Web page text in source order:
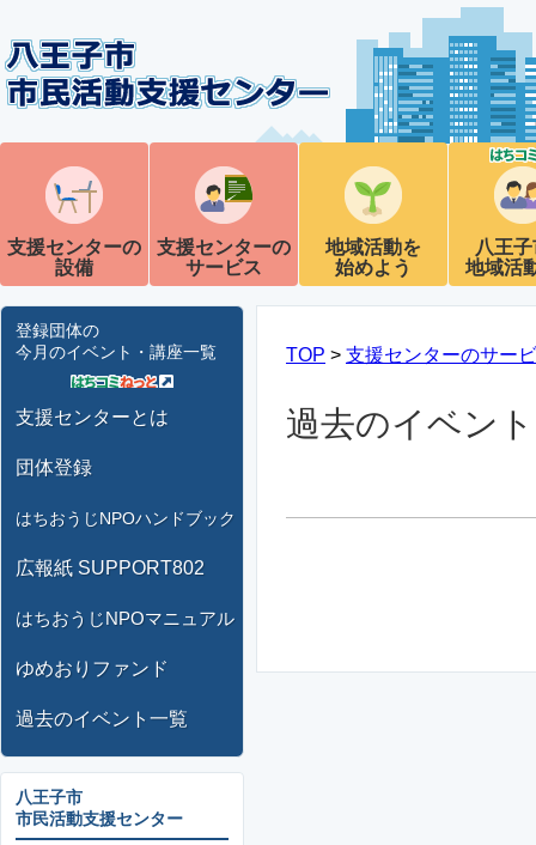
支援センターの
設備
支援センターの
サービス
地域活動を
始めよう
八王
地域活
登録団体の
今月のイベント・講座一覧
支援センターとは
団体登録
はちおうじNPOハンドブック
広報紙 SUPPORT802
はちおうじNPOマニュアル
ゆめおりファンド
過去のイベント一覧
八王子市
市民活動支援センター
TOP > 支援センターのサー
過去のイベント